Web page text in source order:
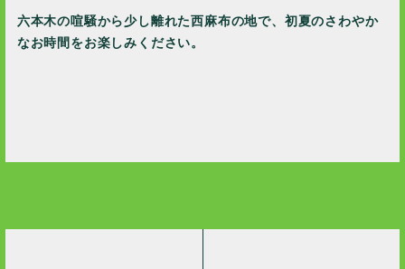
六本木の喧騒から少し離れた西麻布の地で、初夏のさわやか
なお時間をお楽しみください。